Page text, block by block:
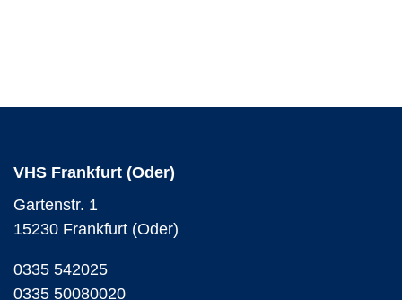
VHS Frankfurt (Oder)
Gartenstr. 1
15230 Frankfurt (Oder)
0335 542025
0335 50080020